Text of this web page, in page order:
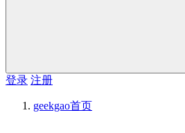
登录 注册
geekgao首页